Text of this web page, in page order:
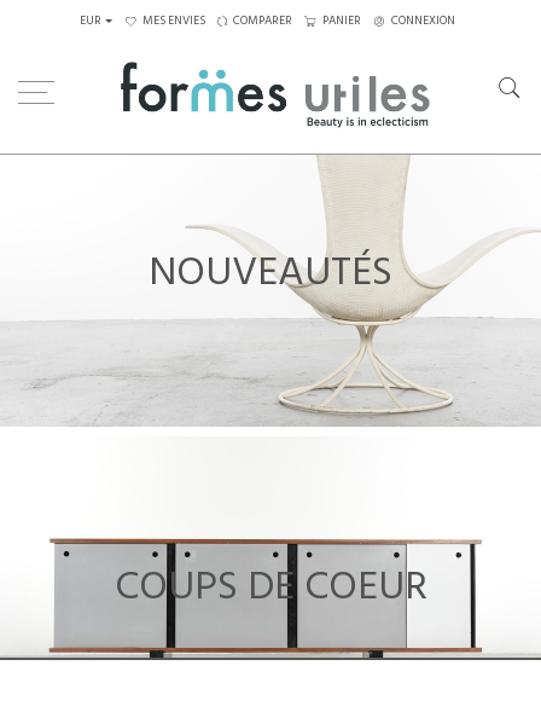
EUR MES ENVIES COMPARER PANIER CONNEXION
NOUVEAUTÉS
COUPS DE COEUR